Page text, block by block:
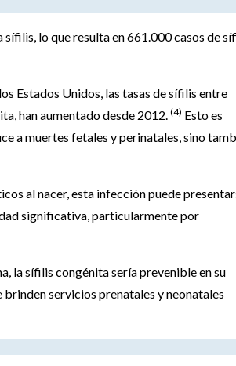
lo que resulta en 661.000 casos de
Estados Unidos, las tasas de sífilis entre
han aumentado desde 2012. (4) Esto es
a muertes fetales y perinatales, sino
al nacer, esta infección puede
significativa, particularmente por
la sífilis congénita sería prevenible en su
servicios prenatales y neonatales